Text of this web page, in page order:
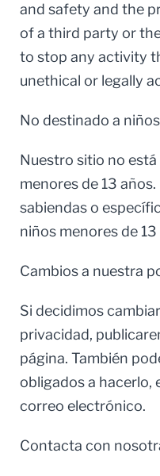
and safety and the
of a third party or
to stop any activity
unethical or legally
No destinado a niños
Nuestro sitio no
menores de 13
sabiendas o
niños menores de
Cambios a nuestra
Si decidimos
privacidad,
página. También
obligados a hacerlo,
correo electrónico.
Contacta con